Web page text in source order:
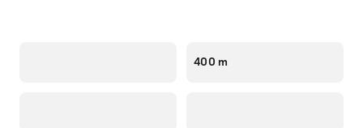
400 m